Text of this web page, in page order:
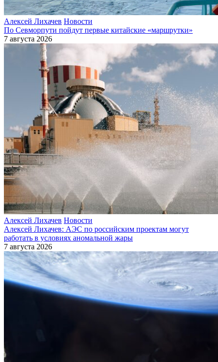
Алексей Лихачев Новости
По Севморпути пойдут первые китайские «маршрутки»
7 августа 2026
Алексей Лихачев Новости
Алексей Лихачев: АЭС по российским проектам могут
работать в условиях аномальной жары
7 августа 2026